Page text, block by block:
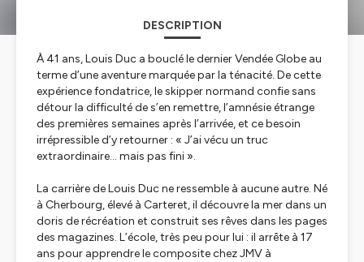
DESCRIPTION
À 41 ans, Louis Duc a bouclé le dernier Vendée Globe au
terme d’une aventure marquée par la ténacité. De cette
expérience fondatrice, le skipper normand confie sans
détour la difficulté de s’en remettre, l’amnésie étrange
des premières semaines après l’arrivée, et ce besoin
irrépressible d’y retourner : « J’ai vécu un truc
extraordinaire… mais pas fini ».
La carrière de Louis Duc ne ressemble à aucune autre. Né
à Cherbourg, élevé à Carteret, il découvre la mer dans un
doris de récréation et construit ses rêves dans les pages
des magazines. L’école, très peu pour lui : il arrête à 17
ans pour apprendre le composite chez JMV à